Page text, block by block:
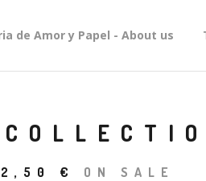
de Amor y Papel - About us
2,50 € ON SALE